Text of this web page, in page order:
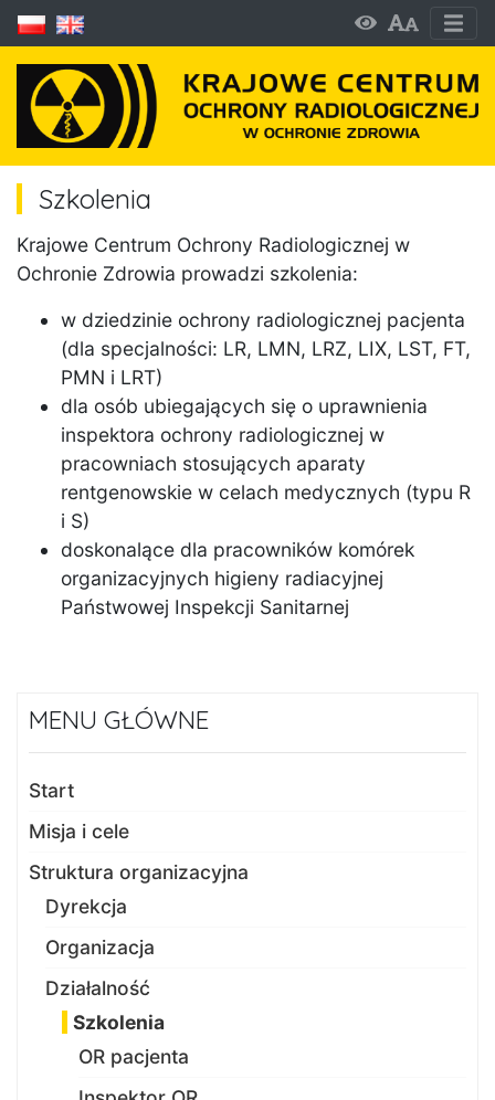
Szkolenia
Krajowe Centrum Ochrony Radiologicznej w
Ochronie Zdrowia prowadzi szkolenia:
w dziedzinie ochrony radiologicznej pacjenta
(dla specjalności: LR, LMN, LRZ, LIX, LST, FT,
PMN i LRT)
dla osób ubiegających się o uprawnienia
inspektora ochrony radiologicznej w
pracowniach stosujących aparaty
rentgenowskie w celach medycznych (typu R
i S)
doskonalące dla pracowników komórek
organizacyjnych higieny radiacyjnej
Państwowej Inspekcji Sanitarnej
MENU GŁÓWNE
Start
Misja i cele
Struktura organizacyjna
Dyrekcja
Organizacja
Działalność
Szkolenia
OR pacjenta